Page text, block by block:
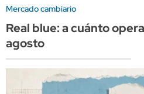
Mercado cambiario
Real blue: a cuánto
agosto